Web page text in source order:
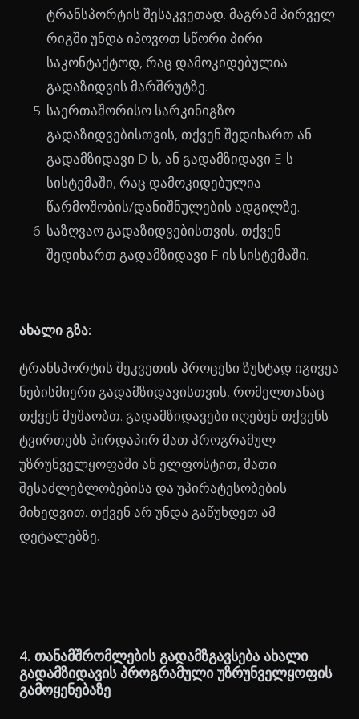
ტრანსპორტის შესაკვეთად. მაგრამ პირველ
რიგში უნდა იპოვოთ სწორი პირი
საკონტაქტოდ, რაც დამოკიდებულია
გადაზიდვის მარშრუტზე.
საერთაშორისო სარკინიგზო
გადაზიდვებისთვის, თქვენ შედიხართ ან
გადამზიდავი D-ს, ან გადამზიდავი E-ს
სისტემაში, რაც დამოკიდებულია
წარმოშობის/დანიშნულების ადგილზე.
საზღვაო გადაზიდვებისთვის, თქვენ
შედიხართ გადამზიდავი F-ის სისტემაში.
ახალი გზა:
ტრანსპორტის შეკვეთის პროცესი ზუსტად იგივეა
ნებისმიერი გადამზიდავისთვის, რომელთანაც
თქვენ მუშაობთ. გადამზიდავები იღებენ თქვენს
ტვირთებს პირდაპირ მათ პროგრამულ
უზრუნველყოფაში ან ელფოსტით, მათი
შესაძლებლობებისა და უპირატესობების
მიხედვით. თქვენ არ უნდა გაწუხდეთ ამ
დეტალებზე.
4. თანამშრომლების გადამზგავსება ახალი
გადამზიდავის პროგრამული უზრუნველყოფის
გამოყენებაზე